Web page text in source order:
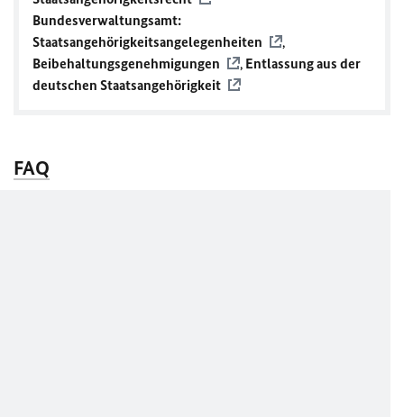
Bundesverwaltungsamt:
Staatsangehörigkeitsangelegenheiten
,
Beibehaltungsgenehmigungen
, Entlassung aus der
deutschen Staatsangehörigkeit
FAQ